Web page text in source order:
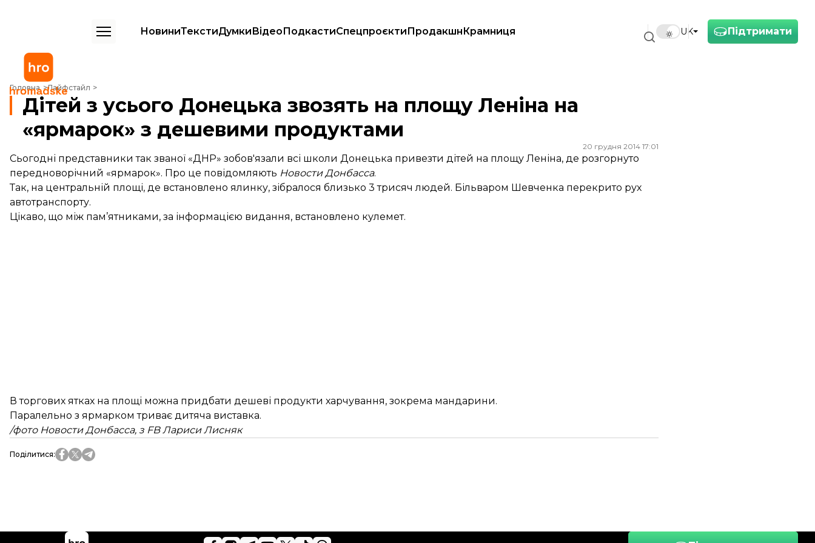
Підтримати
UK
НовиниТекстиДумкиВідеоПодкастиСпецпроєктиПродакшнКрамниця
Головна Лайфстайл
Дітей з усього Донецька звозять на площу Леніна на «ярмарок» з дешевими продуктами
Дітей з усього Донецька звозять на площу Леніна на
«ярмарок» з дешевими продуктами
20 грудня 2014 17:01
Сьогодні представники так званої «ДНР» зобов'язали всі школи Донецька привезти дітей на площу Леніна, де розгорнуто
передноворічний «ярмарок». Про це повідомляють Новости Донбасса.
Так, на центральній площі, де встановлено ялинку, зібралося близько 3 трисяч людей. Більваром Шевченка перекрито рух
автотранспорту.
Цікаво, що між пам’ятниками, за інформацією видання, встановлено кулемет.
В торгових ятках на площі можна придбати дешеві продукти харчування, зокрема мандарини.
Паралельно з ярмарком триває дитяча виставка.
/фото Новости Донбасса, з FBЛариси Лисняк
Поділитися: